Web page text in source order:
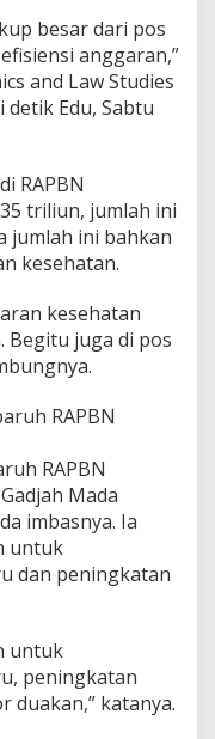
besar dari pos
anggaran,”
and Law Studies
detik Edu, Sabtu
RAPBN
triliun, jumlah ini
jumlah ini bahkan
kesehatan.
kesehatan
Begitu juga di pos
RAPBN
RAPBN
Mada
imbasnya. Ia
untuk
dan peningkatan
untuk
peningkatan
duakan,” katanya.